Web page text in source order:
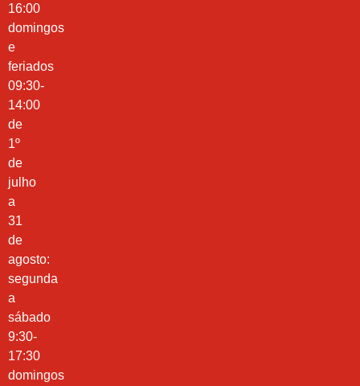
16:00
domingos
e
feriados
09:30-
14:00
de
1º
de
julho
a
31
de
agosto:
segunda
a
sábado
9:30-
17:30
domingos